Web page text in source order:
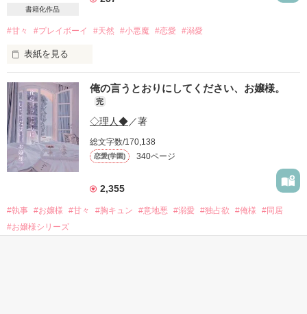
書籍化作品
#甘々 #プレイボーイ #天然 #小悪魔 #恋愛 #溺愛
表紙を見る
学校１のプレイボーイが恋したのは…
かなりの天然ちゃん。
「…ほぇ？あなた、誰…？」
「お前、マジ可愛すぎ。」
俺の言うとおりにしてください、お嬢様。
完
◇理人◆／著
総文字数/170,138
恋愛(学園) 340ページ
2,355
#執事 #お嬢様 #甘々 #胸キュン #意地悪 #溺愛 #独占欲 #俺様
#同居
#お嬢様シリーズ